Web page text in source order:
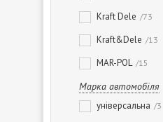
Kraft Dele 73
Kraft&Dele 13
MAR-POL 15
Марка автомобіля
універсальна 3